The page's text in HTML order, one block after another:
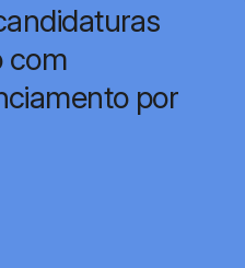
com
por